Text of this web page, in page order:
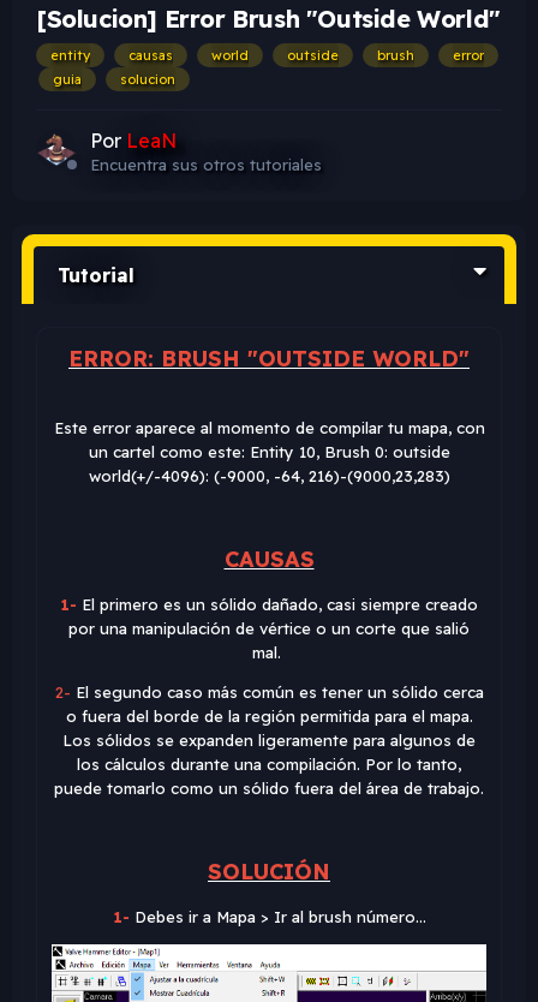
[Solucion] Error Brush "Outside World"
entity causas world outside brush
error
guia
solucion
Por LeaN
Encuentra sus otros tutoriales
Tutorial
ERROR: BRUSH "OUTSIDE WORLD"
Este error aparece al momento de compilar tu mapa, con
un cartel como este: Entity 10, Brush 0: outside
world(+/-4096): (-9000, -64, 216)-(9000,23,283)
CAUSAS
1- El primero es un sólido dañado, casi siempre creado
por una manipulación de vértice o un corte que salió
mal.
2- El segundo caso más común es tener un sólido cerca
o fuera del borde de la región permitida para el mapa.
Los sólidos se expanden ligeramente para algunos de
los cálculos durante una compilación. Por lo tanto,
puede tomarlo como un sólido fuera del área de trabajo.
SOLUCIÓN
1- Debes ir a Mapa > Ir al brush número...